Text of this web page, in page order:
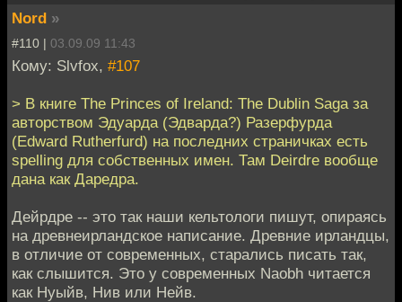
Nord »
#110 | 03.09.09 11:43
Кому: Slvfox, #107
> В книге The Princes of Ireland: The Dublin Saga за
авторством Эдуарда (Эдварда?) Разерфурда
(Edward Rutherfurd) на последних страничках есть
spelling для собственных имен. Там Deirdre вообще
дана как Даредра.
Дейрдре -- это так наши кельтологи пишут, опираясь
на древнеирландское написание. Древние ирландцы,
в отличие от современных, старались писать так,
как слышится. Это у современных Naobh читается
как Нуыйв, Нив или Нейв.